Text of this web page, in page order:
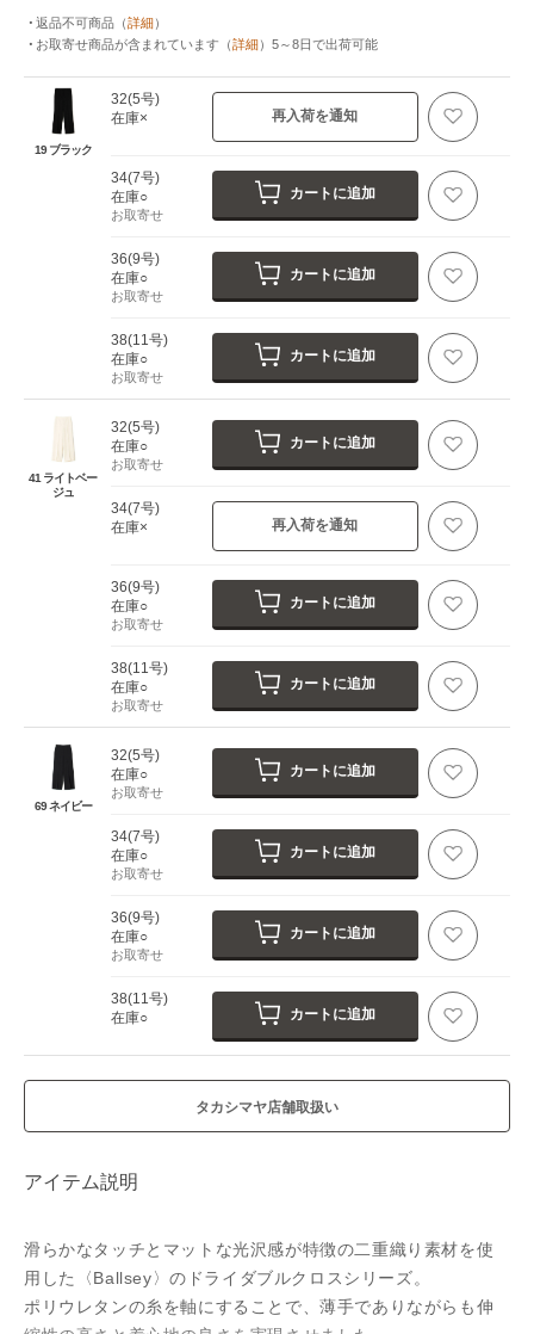
返品不可商品 （詳細）
お取寄せ商品が含まれています （詳細） 5～8日で出荷可能
19 ブラック
32(5号)
在庫×
再入荷を通知
34(7号)
在庫○
お取寄せ
カートに追加
36(9号)
在庫○
お取寄せ
カートに追加
38(11号)
在庫○
お取寄せ
カートに追加
41 ライトベー
ジュ
32(5号)
在庫○
お取寄せ
カートに追加
34(7号)
在庫×
再入荷を通知
36(9号)
在庫○
お取寄せ
カートに追加
38(11号)
在庫○
お取寄せ
カートに追加
69 ネイビー
32(5号)
在庫○
お取寄せ
カートに追加
34(7号)
在庫○
お取寄せ
カートに追加
36(9号)
在庫○
お取寄せ
カートに追加
38(11号)
在庫○
カートに追加
タカシマヤ店舗取扱い
アイテム説明
滑らかなタッチとマットな光沢感が特徴の二重織り素材を使
用した〈Ballsey〉のドライダブルクロスシリーズ。
ポリウレタンの糸を軸にすることで、薄手でありながらも伸